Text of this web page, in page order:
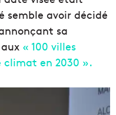
semble avoir décidé
sa
« 100 villes
climat en 2030 ».